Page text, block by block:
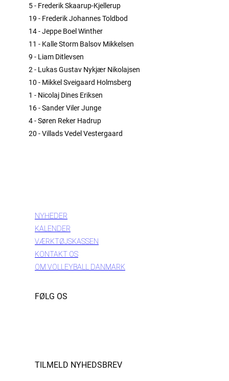
5 - Frederik Skaarup-Kjellerup
19 - Frederik Johannes Toldbod
14 - Jeppe Boel Winther
11 - Kalle Storm Balsov Mikkelsen
9 - Liam Ditlevsen
2 - Lukas Gustav Nykjær Nikolajsen
10 - Mikkel Sveigaard Holmsberg
1 - Nicolaj Dines Eriksen
16 - Sander Viler Junge
4 - Søren Reker Hadrup
20 - Villads Vedel Vestergaard
NYHEDER
KALENDER
VÆRKTØJSKASSEN
KONTAKT OS
OM VOLLEYBALL DANMARK
FØLG OS
TILMELD NYHEDSBREV